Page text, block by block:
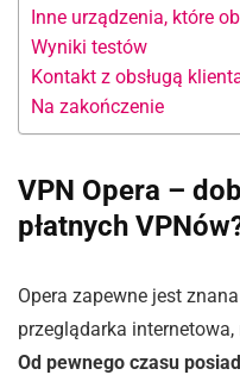
Inne urządzenia, które
Wyniki testów
Kontakt z obsługą
Na zakończenie
VPN Opera –
płatnych
Opera zapewne jest
przeglądarka
Od pewnego czasu